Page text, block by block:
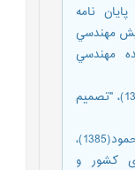
نامه
مهندسي
مهندسي
- علی‌احمدی، علیرضا و فرشیدفر، فروغ(1390)، "تصميم
- فطرس، محمدحسن و بهشتی‌فر، محمود(1385)،
کشور و